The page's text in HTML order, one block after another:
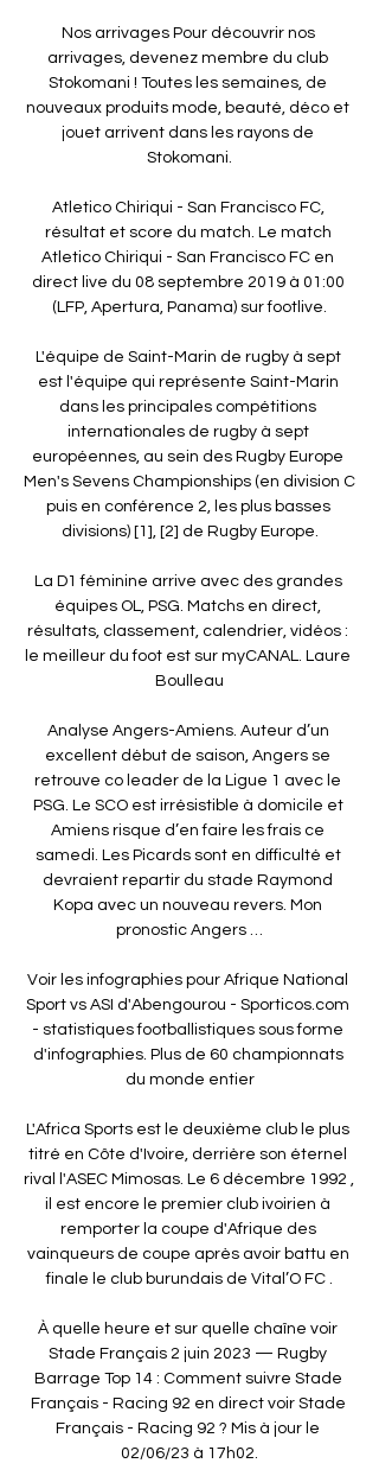
Nos arrivages Pour découvrir nos
arrivages, devenez membre du club
Stokomani ! Toutes les semaines, de
nouveaux produits mode, beauté, déco et
jouet arrivent dans les rayons de
Stokomani.
Atletico Chiriqui - San Francisco FC,
résultat et score du match. Le match
Atletico Chiriqui - San Francisco FC en
direct live du 08 septembre 2019 à 01:00
(LFP, Apertura, Panama) sur footlive.
L'équipe de Saint-Marin de rugby à sept
est l'équipe qui représente Saint-Marin
dans les principales compétitions
internationales de rugby à sept
européennes, au sein des Rugby Europe
Men's Sevens Championships (en division C
puis en conférence 2, les plus basses
divisions) [1], [2] de Rugby Europe.
La D1 féminine arrive avec des grandes
équipes OL, PSG. Matchs en direct,
résultats, classement, calendrier, vidéos :
le meilleur du foot est sur myCANAL. Laure
Boulleau
Analyse Angers-Amiens. Auteur d’un
excellent début de saison, Angers se
retrouve co leader de la Ligue 1 avec le
PSG. Le SCO est irrésistible à domicile et
Amiens risque d’en faire les frais ce
samedi. Les Picards sont en difficulté et
devraient repartir du stade Raymond
Kopa avec un nouveau revers. Mon
pronostic Angers …
Voir les infographies pour Afrique National
Sport vs ASI d'Abengourou - Sporticos.com
- statistiques footballistiques sous forme
d'infographies. Plus de 60 championnats
du monde entier
L'Africa Sports est le deuxième club le plus
titré en Côte d'Ivoire, derrière son éternel
rival l'ASEC Mimosas. Le 6 décembre 1992 ,
il est encore le premier club ivoirien à
remporter la coupe d'Afrique des
vainqueurs de coupe après avoir battu en
finale le club burundais de Vital’O FC .
À quelle heure et sur quelle chaîne voir
Stade Français 2 juin 2023 — Rugby
Barrage Top 14 : Comment suivre Stade
Français - Racing 92 en direct voir Stade
Français - Racing 92 ? Mis à jour le
02/06/23 à 17h02.